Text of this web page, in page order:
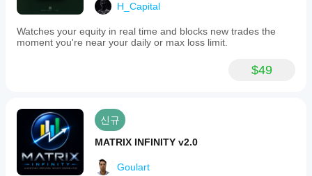
시작
나
제공
을
사용
할
있습
성능
을
보이
조
건,
스
프
H_Capital
Watches your equity in real time and blocks new trades the
moment you're near your daily or max loss limit.
$49
신규
MATRIX INFINITY v2.0
Goulart